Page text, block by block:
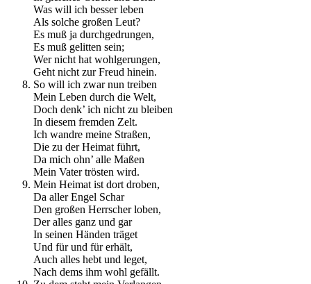
Was will ich besser leben
Als solche großen Leut?
Es muß ja durchgedrungen,
Es muß gelitten sein;
Wer nicht hat wohlgerungen,
Geht nicht zur Freud hinein.
So will ich zwar nun treiben
Mein Leben durch die Welt,
Doch denk’ ich nicht zu bleiben
In diesem fremden Zelt.
Ich wandre meine Straßen,
Die zu der Heimat führt,
Da mich ohn’ alle Maßen
Mein Vater trösten wird.
Mein Heimat ist dort droben,
Da aller Engel Schar
Den großen Herrscher loben,
Der alles ganz und gar
In seinen Händen träget
Und für und für erhält,
Auch alles hebt und leget,
Nach dems ihm wohl gefällt.